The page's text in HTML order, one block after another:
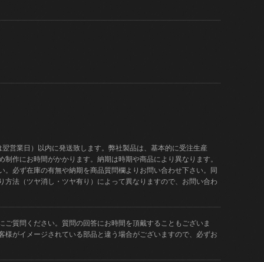
営業日）以内に発送致します。弊社製品は、基本的に受注生産
作にお時間がかかります。納期は時期や商品により異なります。
。必ず在庫の有無や納期を商品質問欄よりお問い合わせ下さい。同
方法（ツヤ消し・ツヤ有り）によって異なりますので、お問い合わ
質問ください。質問の回答にお時間を頂戴することもございま
様がイメージされている部品と違う場合がございますので、必ずお